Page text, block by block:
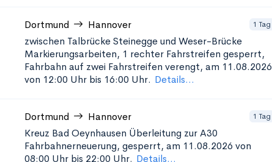
Dortmund Hannover 1 Tag
zwischen Talbrücke Steinegge und Weser-Brücke
Markierungsarbeiten, 1 rechter Fahrstreifen gesperrt,
Fahrbahn auf zwei Fahrstreifen verengt, am 11.08.2026
von 12:00 Uhr bis 16:00 Uhr. Details...
Dortmund Hannover 1 Tag
Kreuz Bad Oeynhausen Überleitung zur A30
Fahrbahnerneuerung, gesperrt, am 11.08.2026 von
08:00 Uhr bis 22:00 Uhr. Details...